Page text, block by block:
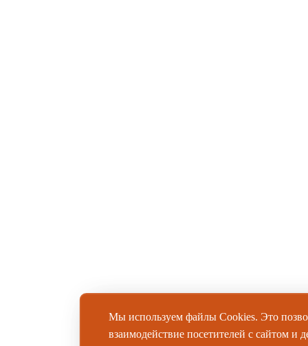
Мы используем файлы Cookies. Это
взаимодействие посетителей с сайтом и